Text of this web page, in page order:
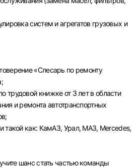
систем и агрегатов грузовых и
«Слесарь по ремонту
трудовой книжке от 3 лет в области
и ремонта автотранспортных
такой как: КамАЗ, Урал, МАЗ, Mercedes,
шанс стать частью команды